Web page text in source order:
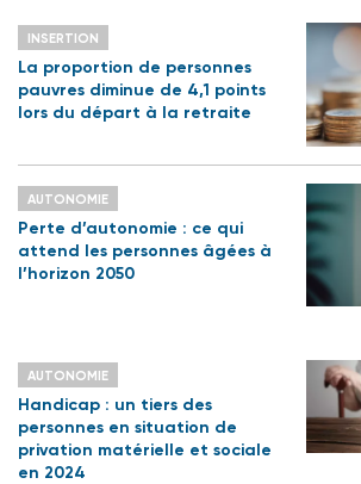
INSERTION
La proportion de personnes
pauvres diminue de 4,1 points
lors du départ à la retraite
AUTONOMIE
Perte d’autonomie : ce qui
attend les personnes âgées à
l’horizon 2050
AUTONOMIE
Handicap : un tiers des
personnes en situation de
privation matérielle et sociale
en 2024